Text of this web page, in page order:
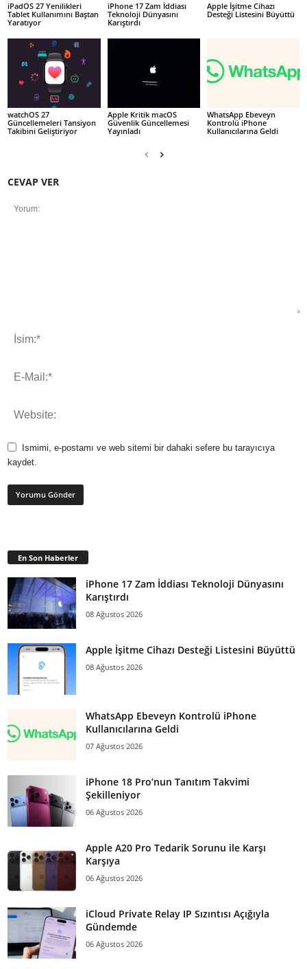
iPadOS 27 Yenilikleri
Tablet Kullanımını Baştan
Yaratıyor
iPhone 17 Zam İddiası
Teknoloji Dünyasını
Karıştırdı
Apple İşitme Cihazı
Desteği Listesini Büyüttü
watchOS 27
Güncellemeleri Tansiyon
Takibini Geliştiriyor
Apple Kritik macOS
Güvenlik Güncellemesi
Yayınladı
WhatsApp Ebeveyn
Kontrolü iPhone
Kullanıcılarına Geldi
CEVAP VER
Ismimi, e-postamı ve web sitemi bir dahaki sefere bu tarayıcıya
kaydet.
En Son Haberler
iPhone 17 Zam İddiası Teknoloji Dünyasını
Karıştırdı
08 Ağustos 2026
Apple İşitme Cihazı Desteği Listesini Büyüttü
08 Ağustos 2026
WhatsApp Ebeveyn Kontrolü iPhone
Kullanıcılarına Geldi
07 Ağustos 2026
iPhone 18 Pro’nun Tanıtım Takvimi
Şekilleniyor
06 Ağustos 2026
Apple A20 Pro Tedarik Sorunu ile Karşı
Karşıya
06 Ağustos 2026
iCloud Private Relay IP Sızıntısı Açığıyla
Gündemde
06 Ağustos 2026